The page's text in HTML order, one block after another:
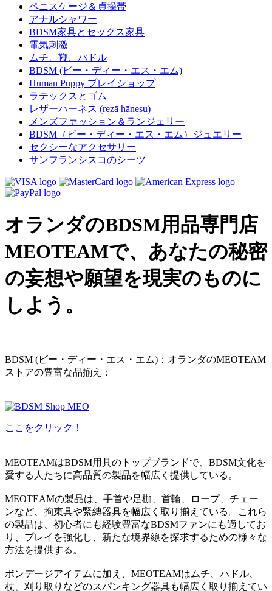
ペニスケージ＆貞操帯
アナルシャワー
BDSM家具とセックス家具
電気刺激
ムチ、鞭、パドル
BDSM (ビー・ディー・エス・エム)
Human Puppy プレイショップ
ラテックスとゴム
レザーハーネス (rezā hānesu)
メンズファッション＆ランジェリー
BDSM（ビー・ディー・エス・エム）ジュエリー
セクシーなアクセサリー
サンフランシスコのシーツ
オランダのBDSM用品専門店
MEOTEAMで、あなたの秘密
の妄想や願望を現実のものに
しよう。
BDSM (ビー・ディー・エス・エム)：オランダのMEOTEAM
ストアの豊富な品揃え：
ここをクリック！
MEOTEAMはBDSM用具のトップブランドで、BDSM文化を
愛する人たちに高品質の製品を幅広く提供している。
MEOTEAMの製品は、手首や足枷、首輪、ロープ、チェー
ンなど、拘束具や緊縛器具を幅広く取り揃えている。これら
の製品は、初心者にも経験豊富なBDSMファンにも適してお
り、プレイを強化し、新たな境界線を探求するための様々な
方法を提供する。
ボンデージアイテムに加え、MEOTEAMはムチ、パドル、
杖、刈り取りなどのスパンキング器具も幅広く取り揃えてい